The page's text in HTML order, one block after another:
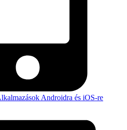
Androidra és iOS-re